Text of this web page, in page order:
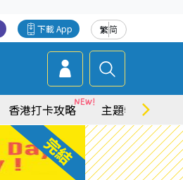
繁简
下載 App
香港打卡攻略 主題特集